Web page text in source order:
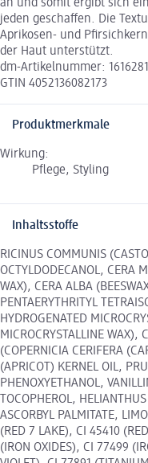
an und somit ergibt sich
jeden geschaffen. Die
Aprikosen- und
der Haut unterstützt.
dm-Artikelnummer: 1616281
GTIN 4052136082173
Produktmerkmale
Wirkung:
Pflege, Styling
Inhaltsstoffe
RICINUS COMMUNIS
OCTYLDODECANOL, CERA
WAX), CERA ALBA
PENTAERYTHRITYL
HYDROGENATED
MICROCRYSTALLINE WAX),
(COPERNICIA CERIFERA
(APRICOT) KERNEL OIL,
PHENOXYETHANOL,
TOCOPHEROL,
ASCORBYL PALMITATE,
(RED 7 LAKE), CI 45410
(IRON OXIDES), CI 77499